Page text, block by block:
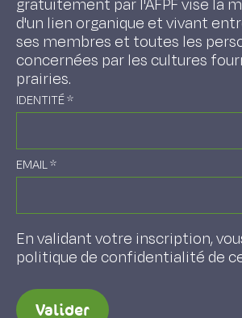
d'un lien organique et vivant
ses membres et toutes les
concernées par les cultures
prairies.
IDENTITÉ*
EMAIL *
En validant votre inscription,
politique de confidentialité de
Valider